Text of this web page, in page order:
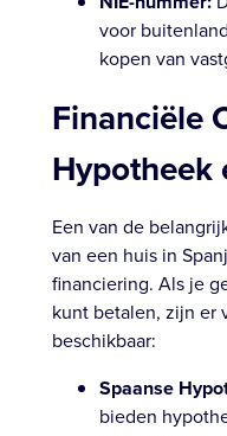
voor
kopen van
Financiële
Hypotheek
Een van de
van een huis in
financiering. Als je
kunt betalen, zijn er
beschikbaar:
Spaanse
bieden